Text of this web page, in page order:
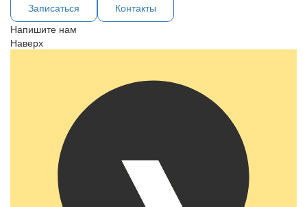
Записаться
Контакты
Напишите нам
Наверх